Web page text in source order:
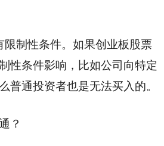
限制性条件。如果创业板股票
性条件影响，比如公司向特定
普通投资者也是无法买入的。
？